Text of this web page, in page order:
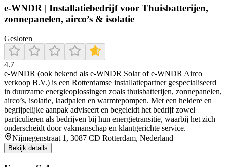
e-WNDR | Installatiebedrijf voor Thuisbatterijen,
zonnepanelen, airco’s & isolatie
Gesloten
4.7
e‑WNDR (ook bekend als e‑WNDR Solar of e‑WNDR Airco
verkoop B.V.) is een Rotterdamse installatiepartner gespecialiseerd
in duurzame energieoplossingen zoals thuisbatterijen, zonnepanelen,
airco’s, isolatie, laadpalen en warmtepompen. Met een heldere en
begrijpelijke aanpak adviseert en begeleidt het bedrijf zowel
particulieren als bedrijven bij hun energietransitie, waarbij het zich
onderscheidt door vakmanschap en klantgerichte service.
Nijmegenstraat 1, 3087 CD Rotterdam, Nederland
Bekijk details